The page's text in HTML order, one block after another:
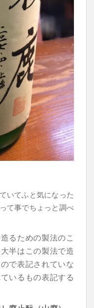
いてふと気になった
て事でちょっと調べ
るための製法のこ
半はこの製法で造
で表記されていな
いるもの表記する